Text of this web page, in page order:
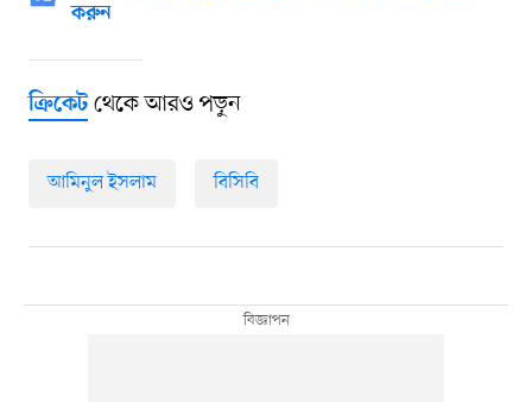
করুন
ক্রিকেটথেকে আরও পড়ুন
আমিনুল ইসলাম বিসিবি